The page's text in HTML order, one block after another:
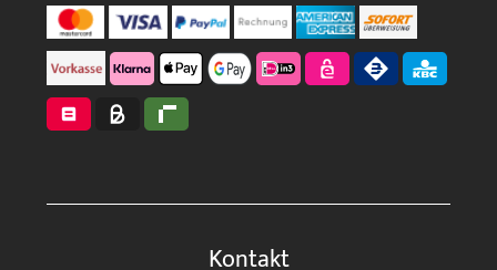
Kontakt